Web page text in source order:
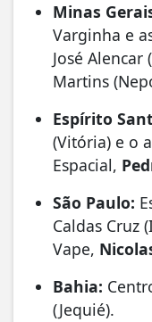
Minas
Varginha e
José Alencar
Martins
Espírito
(Vitória) e o
Espacial,
São Paulo:
Caldas Cruz
Vape,
Bahia:
(Jequié).